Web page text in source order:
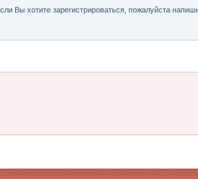
Вы хотите зарегистрироваться, пожалуйста